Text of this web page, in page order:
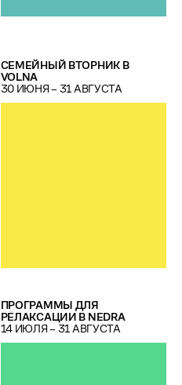
СЕМЕЙНЫЙ ВТОРНИК В
VOLNA
30 ИЮНЯ – 31 АВГУСТА
ПРОГРАММЫ ДЛЯ
РЕЛАКСАЦИИ В NEDRA
14 ИЮЛЯ – 31 АВГУСТА